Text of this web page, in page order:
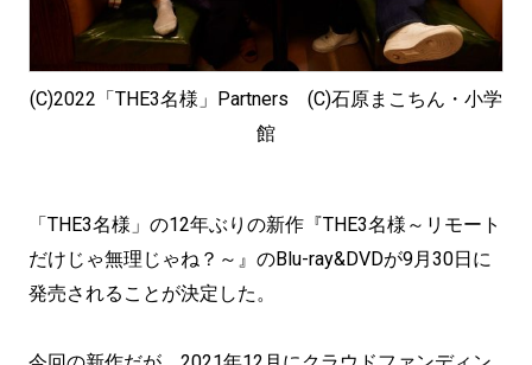
(C)2022「THE3名様」Partners (C)石原まこちん・小学
館
「THE3名様」の12年ぶりの新作『THE3名様～リモート
だけじゃ無理じゃね？～』のBlu-ray&DVDが9月30日に
発売されることが決定した。